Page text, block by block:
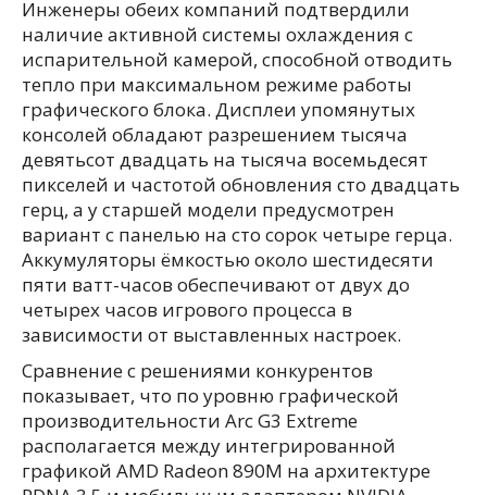
Инженеры обеих компаний подтвердили
наличие активной системы охлаждения с
испарительной камерой, способной отводить
тепло при максимальном режиме работы
графического блока. Дисплеи упомянутых
консолей обладают разрешением тысяча
девятьсот двадцать на тысяча восемьдесят
пикселей и частотой обновления сто двадцать
герц, а у старшей модели предусмотрен
вариант с панелью на сто сорок четыре герца.
Аккумуляторы ёмкостью около шестидесяти
пяти ватт-часов обеспечивают от двух до
четырех часов игрового процесса в
зависимости от выставленных настроек.
Сравнение с решениями конкурентов
показывает, что по уровню графической
производительности Arc G3 Extreme
располагается между интегрированной
графикой AMD Radeon 890M на архитектуре